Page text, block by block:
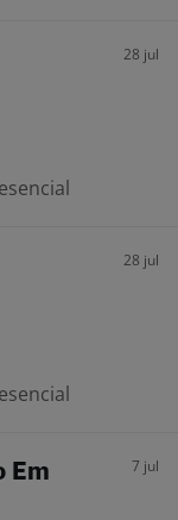
28 jul
28 jul
Em
7 jul